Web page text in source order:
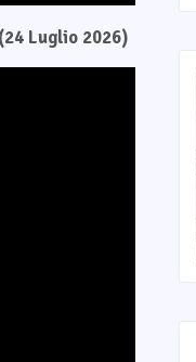
Luglio 2026)